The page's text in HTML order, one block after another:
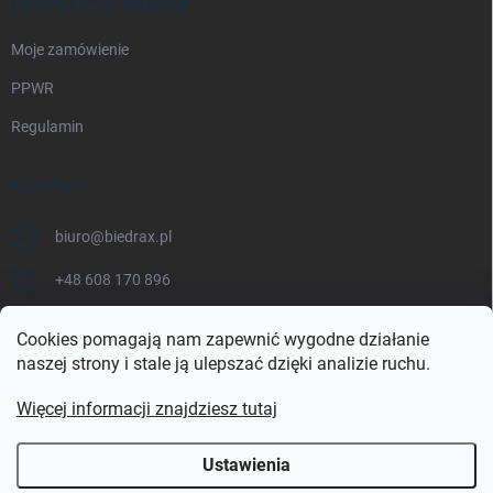
Cookies pomagają nam zapewnić wygodne działanie
naszej strony i stale ją ulepszać dzięki analizie ruchu.
Więcej informacji znajdziesz tutaj
Ustawienia
INFORMACJE PRAWNE
Moje zamówienie
PPWR
Regulamin
KONTAKT
biuro@biedrax.pl
+48 608 170 896